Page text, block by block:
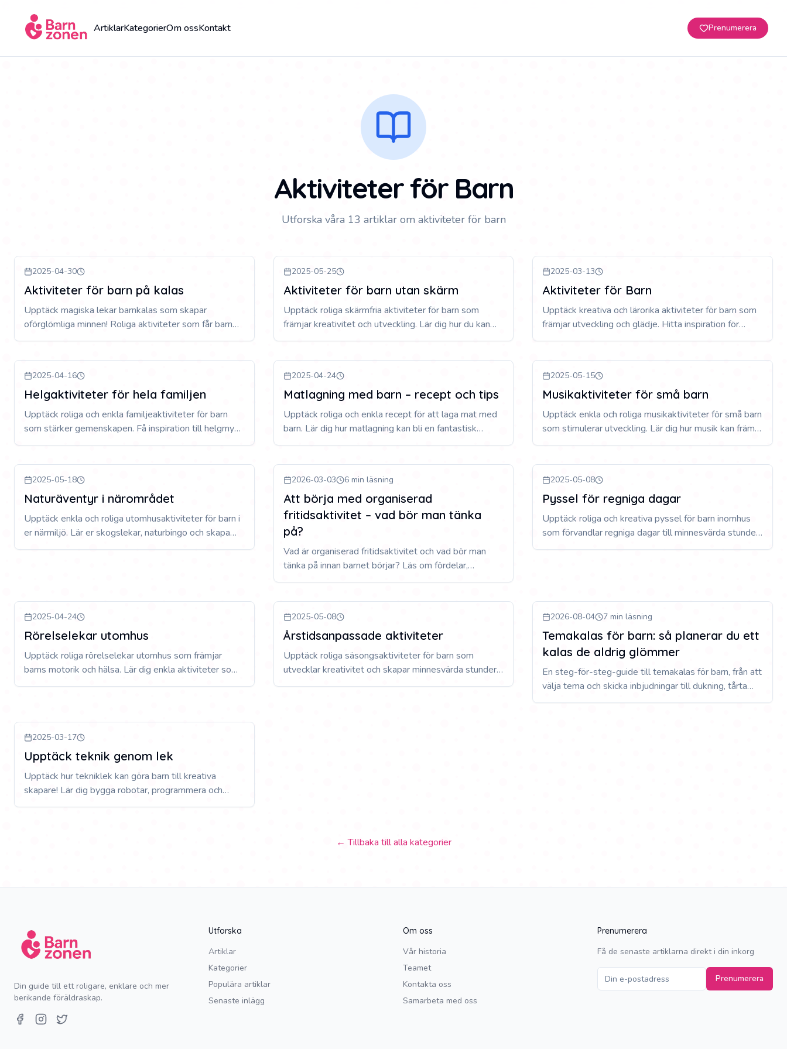
ArtiklarKategorierOm ossKontakt Prenumerera
Aktiviteter för Barn
Utforska våra 13 artiklar om aktiviteter för barn
2025-04-30
Aktiviteter för barn på kalas
Upptäck magiska lekar barnkalas som skapar
oförglömliga minnen! Roliga aktiviteter som får barn
att skratta, umgås och ha en fantastisk tid på kalaset.
2025-05-25
Aktiviteter för barn utan skärm
Upptäck roliga skärmfria aktiviteter för barn som
främjar kreativitet och utveckling. Lär dig hur du kan
engagera och stimulera dina barn utan teknik och
2025-03-13
Aktiviteter för Barn
Upptäck kreativa och lärorika aktiviteter för barn som
främjar utveckling och glädje. Hitta inspiration för
roliga projekt både inne och ute som passar alla åldrar
2025-04-16
Helgaktiviteter för hela familjen
Upptäck roliga och enkla familjeaktiviteter för barn
som stärker gemenskapen. Få inspiration till helgmys,
spelstunder och kreativa aktiviteter hela familjen kan
2025-04-24
Matlagning med barn – recept och tips
Upptäck roliga och enkla recept för att laga mat med
barn. Lär dig hur matlagning kan bli en fantastisk
familjeaktivitet som skapar minnesvärda stunder och
2025-05-15
Musikaktiviteter för små barn
Upptäck enkla och roliga musikaktiviteter för små barn
som stimulerar utveckling. Lär dig hur musik kan främja
inlärning, kreativitet och glädje hos ditt barn.
2025-05-18
Naturäventyr i närområdet
Upptäck enkla och roliga utomhusaktiviteter för barn i
er närmiljö. Lär er skogslekar, naturbingo och skapa
minnesvärda äventyr utan långa resor eller stora
2026-03-03 6 min läsning
Att börja med organiserad
fritidsaktivitet – vad bör man tänka
på?
Vad är organiserad fritidsaktivitet och vad bör man
tänka på innan barnet börjar? Läs om fördelar,
utmaningar och praktiska tips för att välja rätt
2025-05-08
Pyssel för regniga dagar
Upptäck roliga och kreativa pyssel för barn inomhus
som förvandlar regniga dagar till minnesvärda stunder.
Inspiration och praktiska tips som håller barnen
2025-04-24
Rörelselekar utomhus
Upptäck roliga rörelselekar utomhus som främjar
barns motorik och hälsa. Lär dig enkla aktiviteter som
får barn mer aktiva och glada i naturlig miljö.
2025-05-08
Årstidsanpassade aktiviteter
Upptäck roliga säsongsaktiviteter för barn som
utvecklar kreativitet och skapar minnesvärda stunder
tillsammans. Från vinterlekar till vårprojekt –
2026-08-04 7 min läsning
Temakalas för barn: så planerar du ett
kalas de aldrig glömmer
En steg-för-steg-guide till temakalas för barn, från att
välja tema och skicka inbjudningar till dukning, tårta
och aktiviteter som binder ihop hela dagen.
2025-03-17
Upptäck teknik genom lek
Upptäck hur tekniklek kan göra barn till kreativa
skapare! Lär dig bygga robotar, programmera och
utforska teknik tillsammans med dina barn på ett
← Tillbaka till alla kategorier
Din guide till ett roligare, enklare och mer
berikande föräldraskap.
Utforska
Artiklar
Kategorier
Populära artiklar
Senaste inlägg
Om oss
Vår historia
Teamet
Kontakta oss
Samarbeta med oss
Prenumerera
Få de senaste artiklarna direkt i din inkorg
Prenumerera